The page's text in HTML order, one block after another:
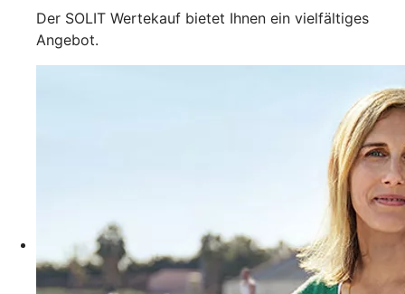
Der SOLIT Wertekauf bietet Ihnen ein vielfältiges
Angebot.